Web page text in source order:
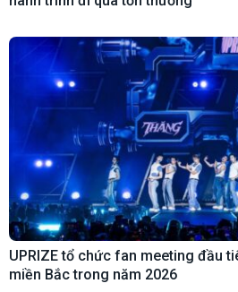
UPRIZE tổ chức fan meeting đầu
miền Bắc trong năm 2026